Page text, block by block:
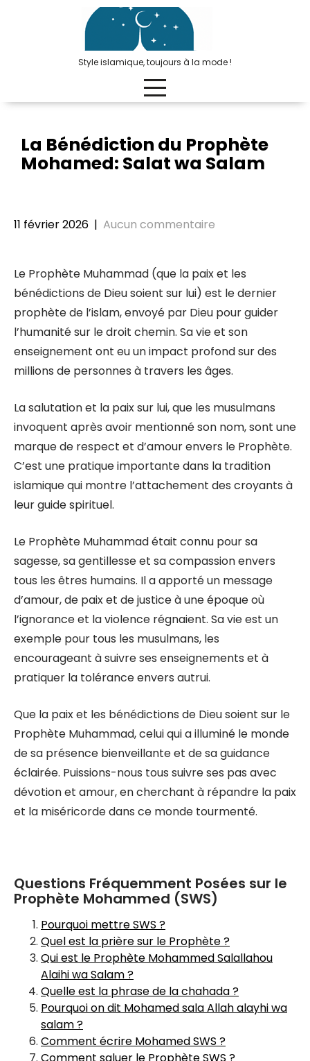
Style islamique, toujours à la mode !
La Bénédiction du Prophète
Mohamed: Salat wa Salam
11 février 2026 | Aucun commentaire
Le Prophète Muhammad (que la paix et les
bénédictions de Dieu soient sur lui) est le dernier
prophète de l’islam, envoyé par Dieu pour guider
l’humanité sur le droit chemin. Sa vie et son
enseignement ont eu un impact profond sur des
millions de personnes à travers les âges.
La salutation et la paix sur lui, que les musulmans
invoquent après avoir mentionné son nom, sont une
marque de respect et d’amour envers le Prophète.
C’est une pratique importante dans la tradition
islamique qui montre l’attachement des croyants à
leur guide spirituel.
Le Prophète Muhammad était connu pour sa
sagesse, sa gentillesse et sa compassion envers
tous les êtres humains. Il a apporté un message
d’amour, de paix et de justice à une époque où
l’ignorance et la violence régnaient. Sa vie est un
exemple pour tous les musulmans, les
encourageant à suivre ses enseignements et à
pratiquer la tolérance envers autrui.
Que la paix et les bénédictions de Dieu soient sur le
Prophète Muhammad, celui qui a illuminé le monde
de sa présence bienveillante et de sa guidance
éclairée. Puissions-nous tous suivre ses pas avec
dévotion et amour, en cherchant à répandre la paix
et la miséricorde dans ce monde tourmenté.
Questions Fréquemment Posées sur le
Prophète Mohammed (SWS)
Pourquoi mettre SWS ?
Quel est la prière sur le Prophète ?
Qui est le Prophète Mohammed Salallahou
Alaihi wa Salam ?
Quelle est la phrase de la chahada ?
Pourquoi on dit Mohamed sala Allah alayhi wa
salam ?
Comment écrire Mohamed SWS ?